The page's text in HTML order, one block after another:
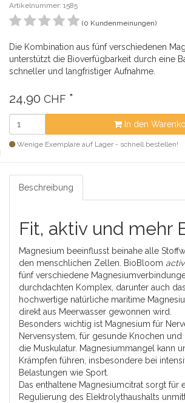
Artikelnummer: 1585
(0 Kundenmeinungen)
Die Kombination aus fünf verschiedenen
unterstützt die Bioverfügbarkeit durch eine
schneller und langfristiger Aufnahme.
24,90 CHF *
In den
Wenige Exemplare auf Lager - schnell bestellen!
Beschreibung
Fit, aktiv und mehr
Magnesium beeinflusst beinahe alle
den menschlichen Zellen. BioBloom
fünf verschiedene
durchdachten Komplex, darunter auch
hochwertige natürliche maritime
direkt aus Meerwasser gewonnen wird.
Besonders wichtig ist Magnesium für
Nervensystem, für gesunde Knochen
die Muskulatur. Magnesiummangel kann
Krämpfen führen, insbesondere bei
Belastungen wie Sport.
Das enthaltene Magnesiumcitrat sorgt für
Regulierung des Elektrolythaushalts